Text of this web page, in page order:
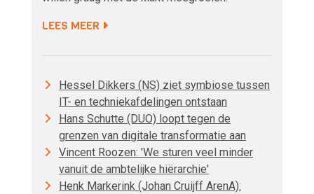
LEES MEER
Hessel Dikkers (NS) ziet symbiose tussen
IT- en techniekafdelingen ontstaan
Hans Schutte (DUO) loopt tegen de
grenzen van digitale transformatie aan
Vincent Roozen: 'We sturen veel minder
vanuit de ambtelijke hiërarchie'
Henk Markerink (Johan Cruijff ArenA):